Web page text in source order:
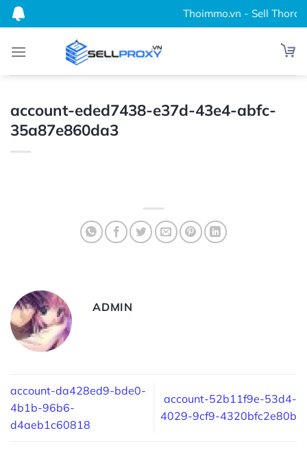
Bỏ
qua
dung
Thoimmo.vn - Sell
account-eded7438-e37d-43e4-abfc-
35a87e860da3
ADMIN
account-da428ed9-bde0-
4b1b-96b6-
d4aeb1c60818
account-52b11f9e-53d4-
4029-9cf9-4320bfc2e80b